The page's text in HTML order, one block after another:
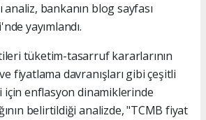
analiz, bankanın blog sayfası
yayımlandı.
tüketim-tasarruf kararlarının
fiyatlama davranışları gibi çeşitli
için enflasyon dinamiklerinde
belirtildiği analizde, "TCMB fiyat